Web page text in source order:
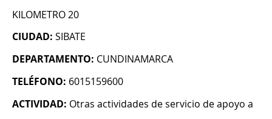
KILOMETRO 20
CIUDAD: SIBATE
DEPARTAMENTO: CUNDINAMARCA
TELÉFONO: 6015159600
ACTIVIDAD: Otras actividades de servicio de apoyo a